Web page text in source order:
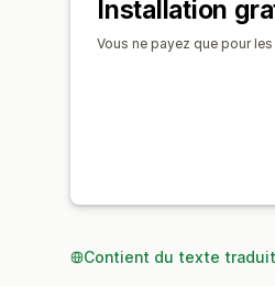
Installation
Vous ne payez que pour
Contient du texte